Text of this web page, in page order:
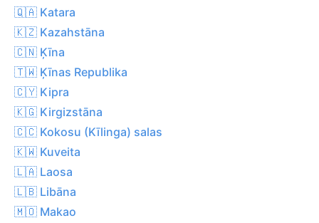
🇶🇦 Katara
🇰🇿 Kazahstāna
🇨🇳 Ķīna
🇹🇼 Ķīnas Republika
🇨🇾 Kipra
🇰🇬 Kirgizstāna
🇨🇨 Kokosu (Kīlinga) salas
🇰🇼 Kuveita
🇱🇦 Laosa
🇱🇧 Libāna
🇲🇴 Makao